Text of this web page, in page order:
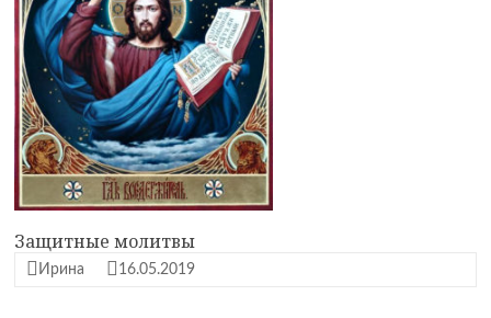
Защитные молитвы
Ирина 16.05.2019